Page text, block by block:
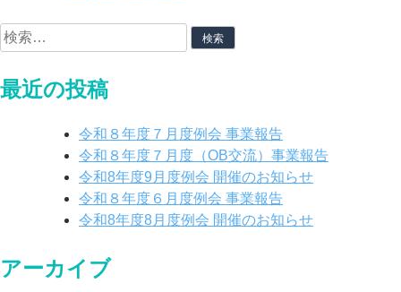
最近の投稿
令和８年度７月度例会 事業報告
令和８年度７月度（OB交流）事業報告
令和8年度9月度例会 開催のお知らせ
令和８年度６月度例会 事業報告
令和8年度8月度例会 開催のお知らせ
アーカイブ